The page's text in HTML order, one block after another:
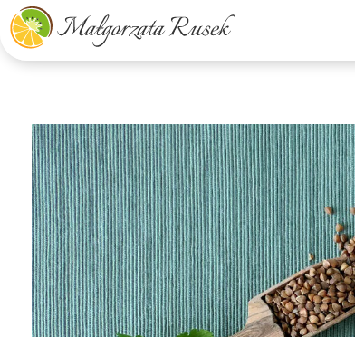
Małgorzata Rusek - dietetyk z pasją
Dietetyka kliniczna & Psychodietetyka